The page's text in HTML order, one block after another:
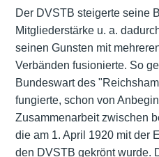
Der DVSTB steigerte seine
Mitgliederstärke u. a.
seinen Gunsten mit
Verbänden fusionierte. So
Bundeswart des
fungierte, schon von
Zusammenarbeit zwischen
die am 1. April 1920 mit der
den DVSTB gekrönt wurde.